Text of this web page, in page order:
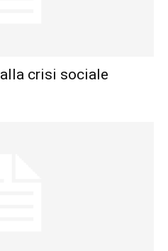
crisi sociale